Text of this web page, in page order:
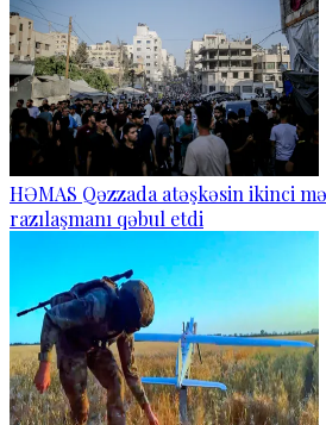
HƏMAS Qəzzada atəşkəsin ikinci
razılaşmanı qəbul etdi